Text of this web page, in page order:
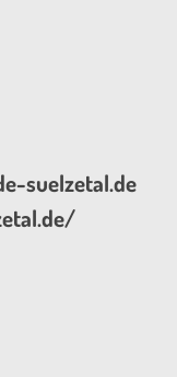
suelzetal.de